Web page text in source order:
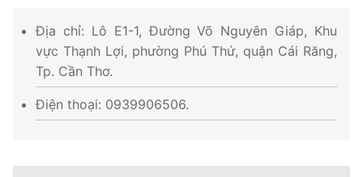
Địa chỉ: Lô E1-1, Đường Võ Nguyên Giáp, Khu
vực Thạnh Lợi, phường Phú Thứ, quận Cái Răng,
Tp. Cần Thơ.
Điện thoại: 0939906506.